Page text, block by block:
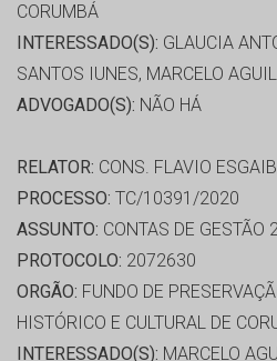
CORUMBÁ
INTERESSADO(S): GLAUCIA
SANTOS IUNES, MARCELO
ADVOGADO(S): NÃO HÁ
RELATOR: CONS. FLAVIO
PROCESSO: TC/10391/2020
ASSUNTO: CONTAS DE GESTÃO
PROTOCOLO: 2072630
ORGÃO: FUNDO DE
HISTÓRICO E CULTURAL DE
INTERESSADO(S): MARCELO